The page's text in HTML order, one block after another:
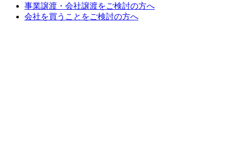
事業譲渡・会社譲渡をご検討の方へ
会社を買うことをご検討の方へ